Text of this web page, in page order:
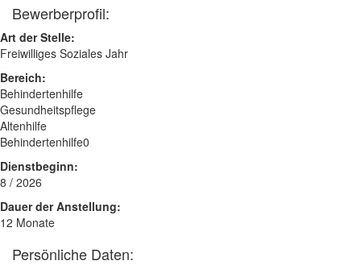
Bewerberprofil:
Art der Stelle:
Freiwilliges Soziales Jahr
Bereich:
Behindertenhilfe
Gesundheitspflege
Altenhilfe
Behindertenhilfe0
Dienstbeginn:
8 / 2026
Dauer der Anstellung:
12 Monate
Persönliche Daten: